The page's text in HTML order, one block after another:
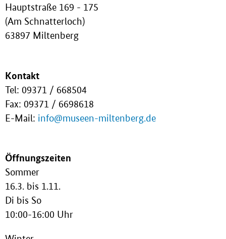
Hauptstraße 169 - 175
(Am Schnatterloch)
63897 Miltenberg
Kontakt
Tel: 09371 / 668504
Fax: 09371 / 6698618
E-Mail: info@museen-miltenberg.de
Öffnungszeiten
Sommer
16.3. bis 1.11.
Di bis So
10:00-16:00 Uhr